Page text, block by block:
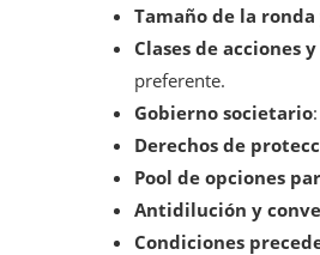
Tamaño de la
Clases de acciones
preferente.
Gobierno societario
Derechos de
Pool de opciones
Antidilución y
Condiciones